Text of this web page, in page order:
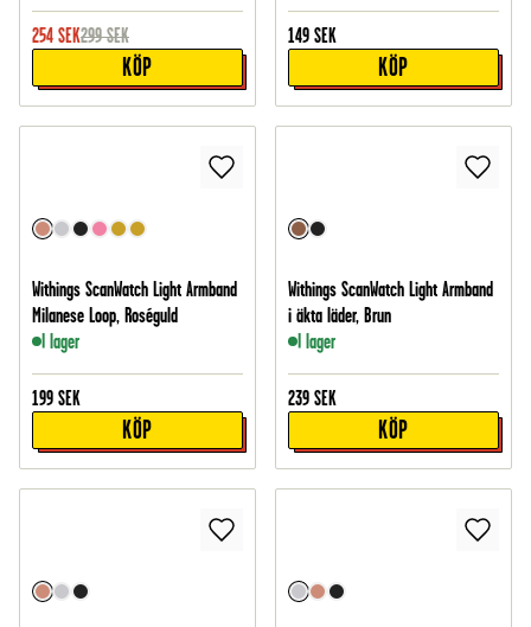
254 SEK299 SEK
KÖP
149 SEK
KÖP
Withings ScanWatch Light Armband
Milanese Loop, Roséguld
I lager
199 SEK
KÖP
Withings ScanWatch Light Armband
i äkta läder, Brun
I lager
239 SEK
KÖP